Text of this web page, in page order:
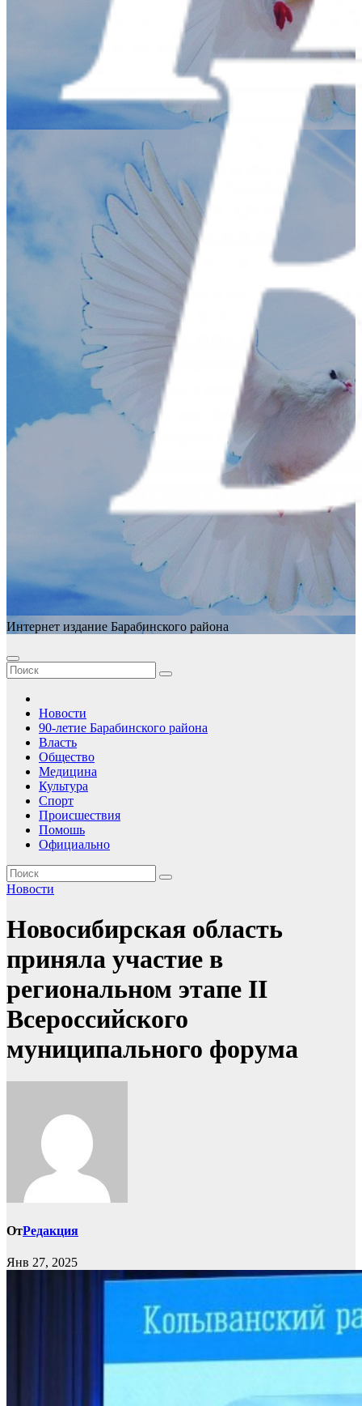
Интернет издание Барабинского района
Новости
90-летие Барабинского района
Власть
Общество
Медицина
Культура
Спорт
Происшествия
Помошь
Официально
Новости
Новосибирская область
приняла участие в
региональном этапе II
Всероссийского
муниципального форума
ОтРедакция
Янв 27, 2025